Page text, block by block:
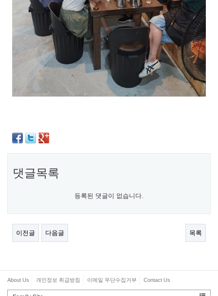
댓글목록
등록된 댓글이 없습니다.
이전글 다음글 목록
About Us 개인정보 취급방침 이메일 무단수집거부 Contact Us